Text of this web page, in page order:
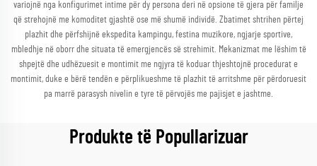
variojnë nga konfigurimet intime për dy persona deri në opsione të gjera për familje
që strehojnë me komoditet gjashtë ose më shumë individë. Zbatimet shtrihen përtej
plazhit dhe përfshijnë ekspedita kampingu, festina muzikore, ngjarje sportive,
mbledhje në oborr dhe situata të emergjencës së strehimit. Mekanizmat me lëshim të
shpejtë dhe udhëzuesit e montimit me ngjyra të koduar thjeshtojnë procedurat e
montimit, duke e bërë tendën e përplikueshme të plazhit të arritshme për përdoruesit
pa marrë parasysh nivelin e tyre të përvojës me pajisjet e jashtme.
Produkte të Popullarizuar